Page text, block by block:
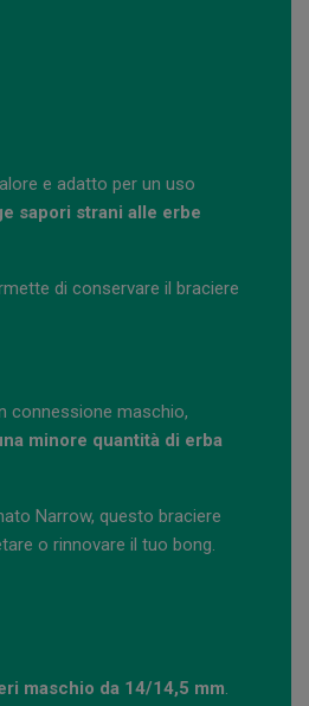
e adatto per un uso
sapori strani alle erbe
di conservare il braciere
connessione maschio,
minore quantità di erba
Narrow, questo braciere
o rinnovare il tuo bong.
maschio da 14/14,5 mm.